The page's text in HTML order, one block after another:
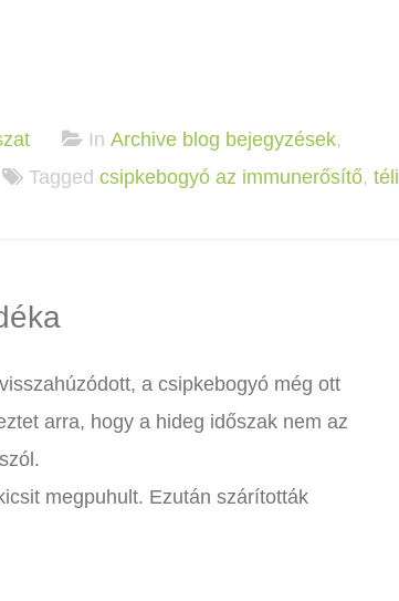
In Archive blog bejegyzések,
Tagged csipkebogyó az immunerősítő, téli
a csipkebogyó még ott
arra, hogy a hideg időszak nem az
megpuhult. Ezután szárították